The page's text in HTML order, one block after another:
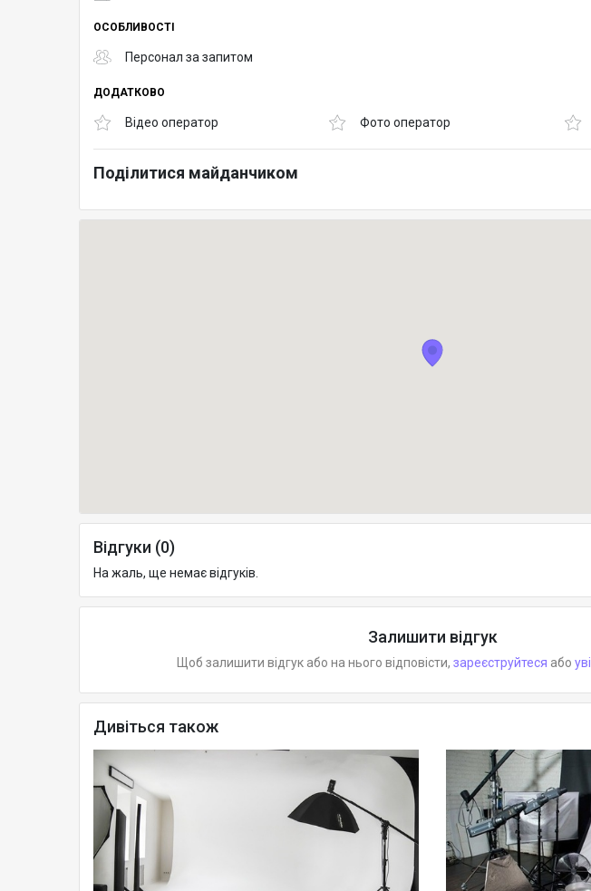
ОСОБЛИВОСТІ
Персонал за запитом
ДОДАТКОВО
Відео оператор Фото оператор
Поділитися майданчиком
Відгуки (0)
На жаль, ще немає відгуків.
Залишити відгук
Щоб залишити відгук або на нього відповісти, зареєструйтеся або
Дивіться також